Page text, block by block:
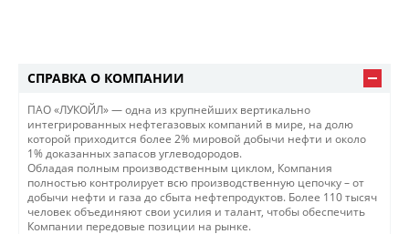
СПРАВКА О КОМПАНИИ
ПАО «ЛУКОЙЛ» — одна из крупнейших вертикально
интегрированных нефтегазовых компаний в мире, на долю
которой приходится более 2% мировой добычи нефти и около
1% доказанных запасов углеводородов.
Обладая полным производственным циклом, Компания
полностью контролирует всю производственную цепочку – от
добычи нефти и газа до сбыта нефтепродуктов. Более 110 тысяч
человек объединяют свои усилия и талант, чтобы обеспечить
Компании передовые позиции на рынке.